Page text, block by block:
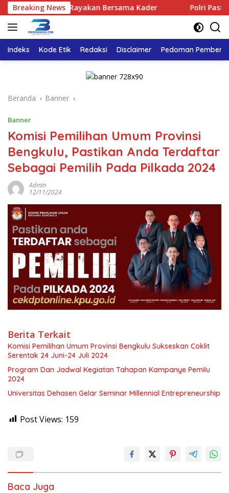
Langsung
ke
konten
Breaking News
Bengkulu Rayakan Bersama Kader Polri Pastikan
Indeks Kode Etik Redaksi Disclaimer Pedoman
Beranda Banner
Banner
Komisi Pemilihan Umum Provinsi
Bengkulu, Pastikan Anda Terdaftar
Sebagai Pemilih Pada Pilkada 2024
Admin
12/11/2024
Berita Terkait
Komisi Pemilihan Umum Provinsi Bengkulu Sukseskan Coklit
Serentak 24 Juni-24 Juli 2024
Program Dan Jadwal Kegiatan Tahapan Kampanye Pemilu
2024
Universitas Dehasen Gelar Seminar Millennial Entrepreneurship
Post Views: 159
Baca Juga